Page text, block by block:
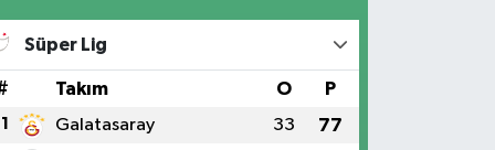
Süper Lig
Takım O P
1 Galatasaray 33 77